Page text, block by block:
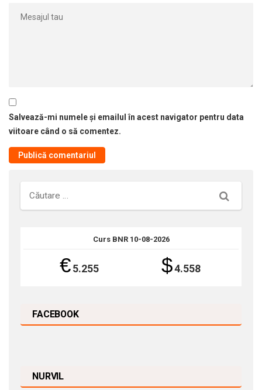
Salvează-mi numele și emailul în acest navigator pentru data
viitoare când o să comentez.
Căutare
Curs BNR 10-08-2026
€5.255 $4.558
FACEBOOK
NURVIL